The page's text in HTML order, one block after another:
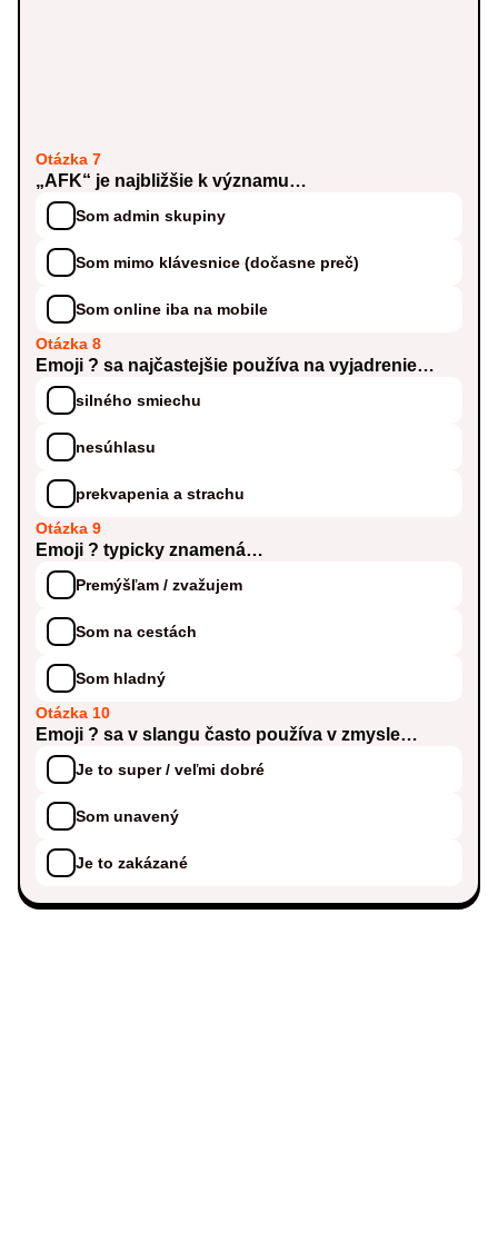
Otázka 7
„AFK“ je najbližšie k významu…
Som admin skupiny
Som mimo klávesnice (dočasne preč)
Som online iba na mobile
Otázka 8
Emoji ? sa najčastejšie používa na vyjadrenie…
silného smiechu
nesúhlasu
prekvapenia a strachu
Otázka 9
Emoji ? typicky znamená…
Premýšľam / zvažujem
Som na cestách
Som hladný
Otázka 10
Emoji ? sa v slangu často používa v zmysle…
Je to super / veľmi dobré
Som unavený
Je to zakázané